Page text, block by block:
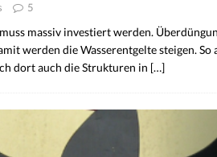
5
massiv investiert werden.
werden die Wasserentgelte steigen.
dort auch die Strukturen in […]